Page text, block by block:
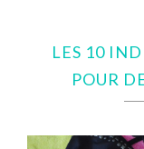
LES 10
POUR